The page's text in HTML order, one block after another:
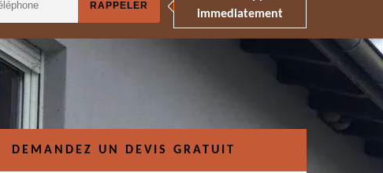
immediatement
DEMANDEZ UN DEVIS GRATUIT